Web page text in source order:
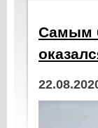
Самым